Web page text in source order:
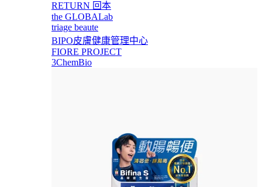
RETURN 回本
the GLOBALab
triage beaute
BIPO皮膚健康管理中心
FIORE PROJECT
3ChemBio